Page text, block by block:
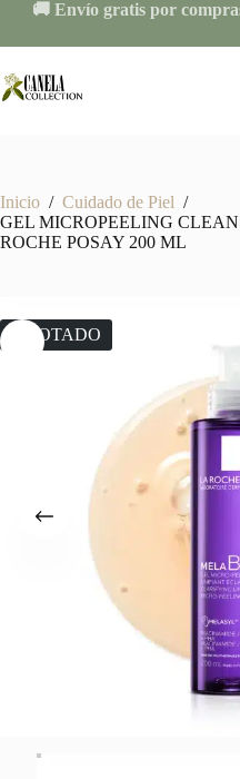
content
🚚 Envío gratis por
Inicio / Cuidado de Piel /
GEL MICROPEELING
ROCHE POSAY 200 ML
AGOTADO